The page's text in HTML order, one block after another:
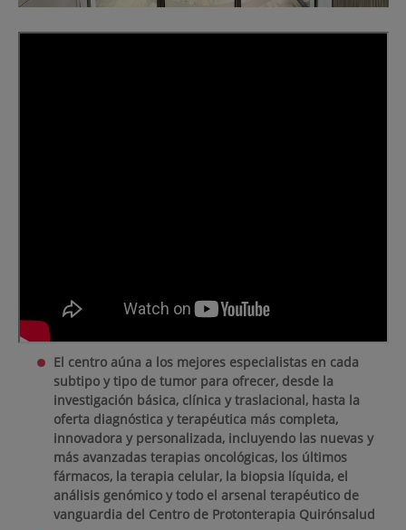
El centro aúna a los mejores especialistas en cada
subtipo y tipo de tumor para ofrecer, desde la
investigación básica, clínica y traslacional, hasta la
oferta diagnóstica y terapéutica más completa,
innovadora y personalizada, incluyendo las nuevas y
más avanzadas terapias oncológicas, los últimos
fármacos, la terapia celular, la biopsia líquida, el
análisis genómico y todo el arsenal terapéutico de
vanguardia del Centro de Protonterapia Quirónsalud